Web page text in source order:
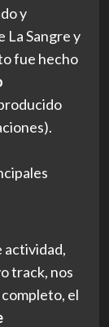
y
La Sangre y
fue hecho
actividad,
track, nos
el